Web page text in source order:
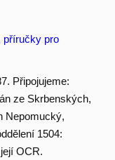
příručky pro
Připojujeme:
ze Skrbenských,
Nepomucký,
1504:
OCR.